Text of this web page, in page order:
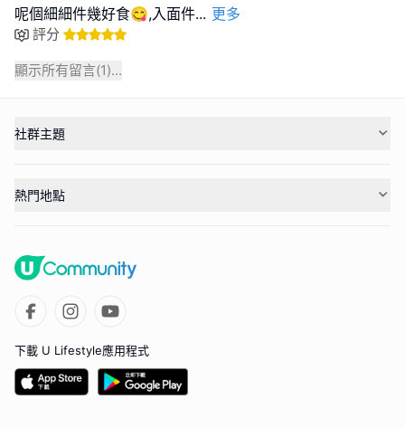
呢個細細件幾好食😋,入面件... 更多
評分
顯示所有留言(1)...
社群主題
熱門地點
下載 U Lifestyle應用程式